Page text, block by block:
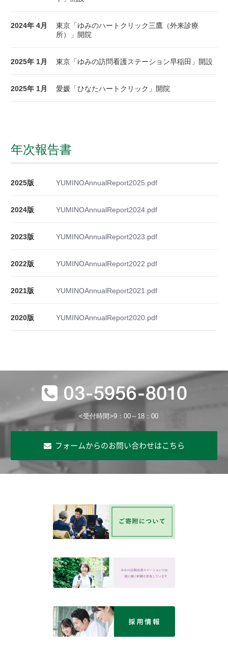
2024年 4月
東京「ゆみのハートクリック三鷹（外来診療
所）」開院
2025年 1月 東京「ゆみの訪問看護ステーション早稲田」開設
2025年 1月 愛媛「ひなたハートクリック」開院
年次報告書
2025版 YUMINOAnnualReport2025.pdf
2024版 YUMINOAnnualReport2024.pdf
2023版 YUMINOAnnualReport2023.pdf
2022版 YUMINOAnnualReport2022.pdf
2021版 YUMINOAnnualReport2021.pdf
2020版 YUMINOAnnualReport2020.pdf
<受付時間>9：00～18：00
フォームからのお問い合わせはこちら